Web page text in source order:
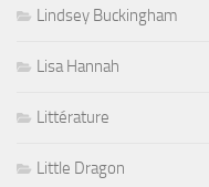
Lindsey Buckingham
Lisa Hannah
Littérature
Little Dragon